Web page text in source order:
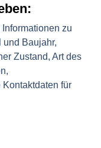
zu
und Baujahr,
Zustand, Art des
für